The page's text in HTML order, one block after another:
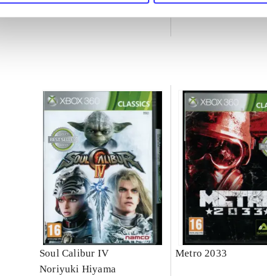
NHL (Pc) NBA live (Pc)
Soul Calibur IV
Noriyuki Hiyama
Metro 2033